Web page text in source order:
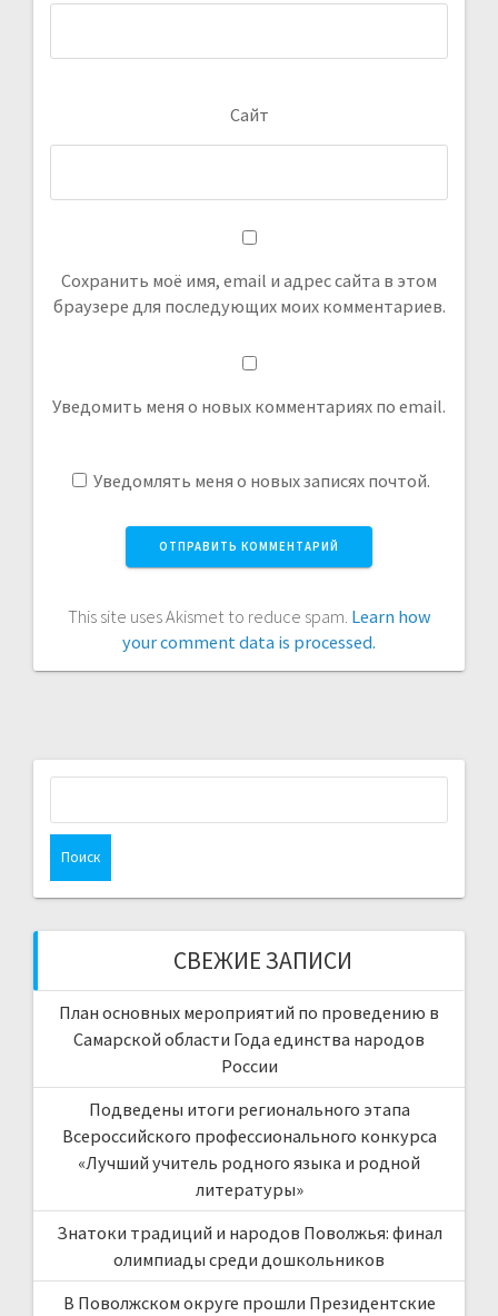
Сайт
Сохранить моё имя, email и адрес сайта в этом
браузере для последующих моих комментариев.
Уведомить меня о новых комментариях по email.
Уведомлять меня о новых записях почтой.
This site uses Akismet to reduce spam. Learn how
your comment data is processed.
СВЕЖИЕ ЗАПИСИ
План основных мероприятий по проведению в
Самарской области Года единства народов
России
Подведены итоги регионального этапа
Всероссийского профессионального конкурса
«Лучший учитель родного языка и родной
литературы»
Знатоки традиций и народов Поволжья: финал
олимпиады среди дошкольников
В Поволжском округе прошли Президентские